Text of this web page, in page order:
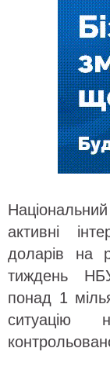
активні
доларів на
тиждень
понад 1
ситуацію